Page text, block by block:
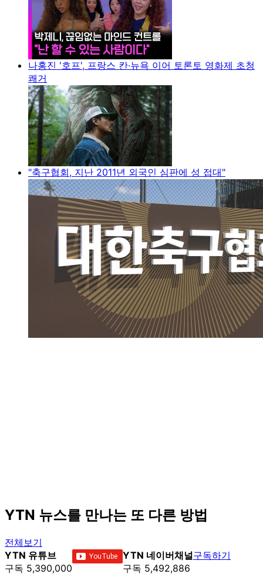
나홍진 '호프', 프랑스 칸·뉴욕 이어 토론토 영화제 초청
쾌거
"축구협회, 지난 2011년 외국인 심판에 성 접대"
YTN 뉴스를 만나는 또 다른 방법
전체보기
YTN 유튜브
구독 5,390,000
YTN 네이버채널
구독 5,492,886
구독하기